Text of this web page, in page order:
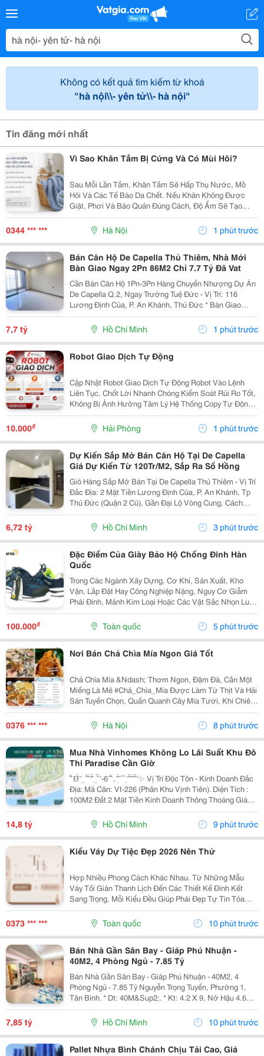
Không có kết quả tìm kiếm từ khoá
"hà nội\\- yên tử\\- hà nội"
Tin đăng mới nhất
Vì Sao Khăn Tắm Bị Cứng Và Có Mùi Hôi?
Sau Mỗi Lần Tắm, Khăn Tắm Sẽ Hấp Thụ Nước, Mồ
Hôi Và Các Tế Bào Da Chết. Nếu Khăn Không Được
Giặt, Phơi Và Bảo Quản Đúng Cách, Độ Ẩm Sẽ Tạo
Điều Kiện Cho Vi Khuẩn, Nấm Mốc Phát Triển, Khiến
Khăn Xuất Hiện Mùi Khó Chịu Và Trở Nên Khô Cứng.
Dưới Đây...
0344 *** *** Hà Nội 1 phút trước
Bán Căn Hộ De Capella Thủ Thiêm, Nhà Mới
Bàn Giao Ngay 2Pn 86M2 Chỉ 7.7 Tỷ Đã Vat
Cần Bán Căn Hộ 1Pn-3Pn Hàng Chuyển Nhượng Dự Án
De Capella Q.2, Ngay Trường Tuệ Đức - Vị Trí: 116
Lương Định Của, P. An Khánh, Thủ Đức * Bàn Giao
Hoàn Thiện Cơ Bản * Căn Hộ Cao Cấp De Capella -
Thanh Toán Nhận Nhà Ngay Đa Dạng Diện Tích, Giá Đã
7,7 tỷ Hồ Chí Minh 1 phút trước
Robot Giao Dịch Tự Động
Cập Nhật Robot Giao Dịch Tự Động Robot Vào Lệnh
Liên Tục, Chốt Lời Nhanh Chóng Kiểm Soát Rủi Ro Tốt,
Không Bị Ảnh Hưởng Tâm Lý Hệ Thống Copy Tự Động
Luôn Sẵn Sàng Hỗ Trợ Kh , Pasview Sẵn Có Chỉ Cần Ib
Cho Em, Em Giải Đáp Mọi Thắc Mắc Cho Quý Nđt
10.000₫ Hải Phòng 1 phút trước
Dự Kiến Sắp Mở Bán Căn Hộ Tại De Capella
Giá Dự Kiến Từ 120Tr/M2, Sắp Ra Sổ Hồng
Giỏ Hàng Sắp Mở Bán Tại De Capella Thủ Thiêm - Vị Trí
Đắc Địa: 2 Mặt Tiền Lương Định Của, P. An Khánh, Tp
Thủ Đức (Quận 2 Cũ), Gần Đại Lộ Vòng Cung, Cách
Trung Tâm Tp Theo Tuyến Đường Cầu Thủ Thiêm 2 Chỉ
10 Phút Xe Máy. - Các Căn Hộ 100% Ban Công +...
6,72 tỷ Hồ Chí Minh 3 phút trước
Đặc Điểm Của Giày Bảo Hộ Chống Đinh Hàn
Quốc
Trong Các Ngành Xây Dựng, Cơ Khí, Sản Xuất, Kho
Vận, Lắp Đặt Hay Công Nghiệp Nặng, Nguy Cơ Giẫm
Phải Đinh, Mảnh Kim Loại Hoặc Các Vật Sắc Nhọn Luôn
Hiện Hữu. Chính Vì Vậy, Giày Bảo Hộ Là Trang Bị Không
Thể Thiếu Để Bảo Vệ Đôi Chân Và Giảm Thiểu Nguy...
100.000₫ Toàn quốc 5 phút trước
Nơi Bán Chả Chìa Mía Ngon Giá Tốt
Chả Chìa Mía &Ndash; Thơm Ngon, Đậm Đà, Cắn Một
Miếng Là Mê #Chả_Chìa_Mía Được Làm Từ Thịt Và Hải
Sản Tuyển Chọn, Quấn Quanh Cây Mía Tươi, Khi Chiên
Lên Vàng Ruộm, Thơm Lừng. Cắn Một Miếng Là Cảm
Nhận Được Vị Ngọt Của Thịt Hòa Quyện Với Hương...
0376 *** *** Hà Nội 8 phút trước
Mua Nhà Vinhomes Không Lo Lãi Suất Khu Đô
Thi Paradise Cần Giờ
̂ ̂̉ Đ̂̀ ̛ ̣ ̣ ́ ̂́ ̂́ ̛̛ ̂́ ̣ ̣ ̂̀ ̛̀ -6 ̂ ̂̉ , ̣̆ ̂̀ ́ ̉ ̉ ̣ ̂ ̂̀ ̂̀ ̂ ̂̀ ̛̀ ✨ Vị Trí Độc Tôn - Kinh Doanh Đắc
Địa: Mã Căn: Vt-226 (Phân Khu Vịnh Tiên). Diện Tích :
100M2 Đất 2 Mặt Tiền Kinh Doanh Thông Thoáng Giá
Chỉ 14 Tỷ 8 Full All In...
14,8 tỷ Hồ Chí Minh 9 phút trước
Kiểu Váy Dự Tiệc Đẹp 2026 Nên Thử
Hợp Nhiều Phong Cách Khác Nhau. Từ Những Mẫu
Váy Tối Giản Thanh Lịch Đến Các Thiết Kế Đính Kết
Sang Trọng, Mỗi Kiểu Đều Giúp Phái Đẹp Tự Tin Tỏa
Sáng Trong Các Buổi Tiệc Cưới, Gala, Sinh Nhật Hay
Sự Kiện Quan Trọng. Nếu Bạn Đang Tìm Kiếm Mẫu Váy
0373 *** *** Toàn quốc 10 phút trước
Bán Nhà Gần Sân Bay - Giáp Phú Nhuận -
40M2, 4 Phòng Ngủ - 7.85 Tỷ
Bán Nhà Gần Sân Bay - Giáp Phú Nhuận - 40M2, 4
Phòng Ngủ - 7.85 Tỷ Nguyễn Trọng Tuyển, Phường 1,
Tân Bình. * Dt: 40M&Sup2;. * Kt: 4.2 X 9, Nở Hậu 4.6
Tài Lộc * 6 Tầng. ️ 4 Pn &Ndash; 5 Wc. Chỉ Một Căn Ra
Vị Trí Ô Tô Đậu. ✨Chủ Nhà Lâu Năm,...
7,85 tỷ Hồ Chí Minh 10 phút trước
Pallet Nhựa Bình Chánh Chịu Tải Cao, Giá